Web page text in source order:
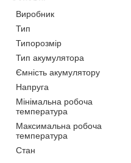
Виробник
Тип
Типорозмір
Тип акумулятора
Ємність акумулятору
Напруга
Мінімальна робоча
температура
Максимальна робоча
температура
Стан